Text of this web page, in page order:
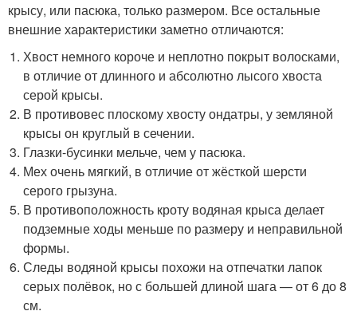
крысу, или пасюка, только размером. Все остальные
внешние характеристики заметно отличаются:
Хвост немного короче и неплотно покрыт волосками,
в отличие от длинного и абсолютно лысого хвоста
серой крысы.
В противовес плоскому хвосту ондатры, у земляной
крысы он круглый в сечении.
Глазки-бусинки мельче, чем у пасюка.
Мех очень мягкий, в отличие от жёсткой шерсти
серого грызуна.
В противоположность кроту водяная крыса делает
подземные ходы меньше по размеру и неправильной
формы.
Следы водяной крысы похожи на отпечатки лапок
серых полёвок, но с большей длиной шага — от 6 до 8
см.